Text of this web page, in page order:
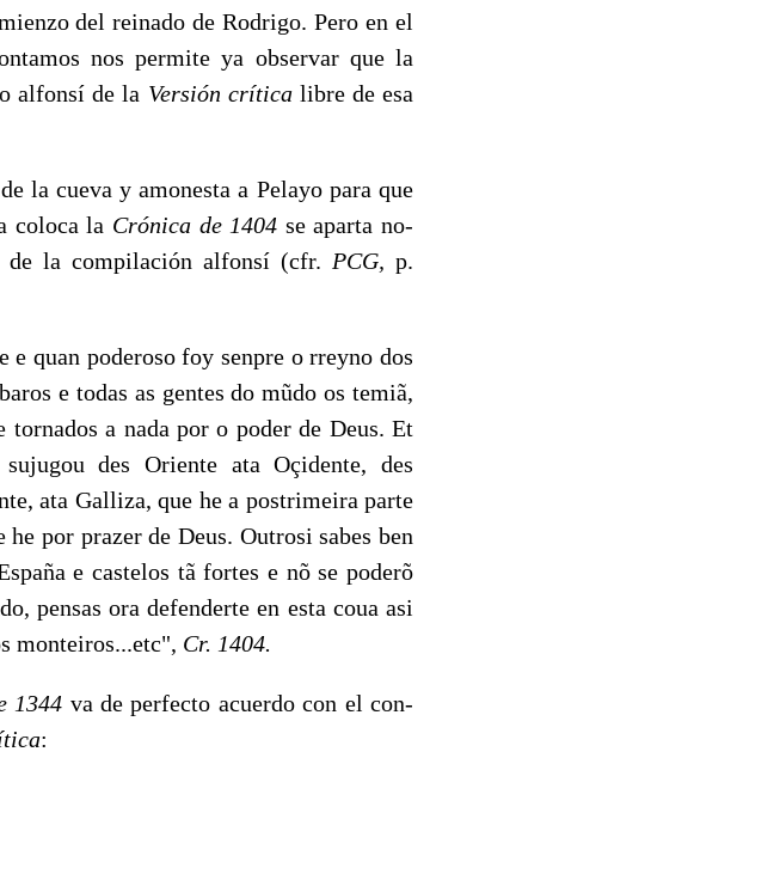
del reinado de Rodrigo. Pero en el
nos permite ya observar que la
alfonsí de la Versión crítica libre de esa
la cueva y amonesta a Pelayo para que
coloca la Crónica de 1404 se aparta no­
de la compilación alfonsí (cfr. PCG, p.
quan poderoso foy senpre o rreyno dos
e todas as gentes do mũdo os temiã,
tornados a nada por o poder de Deus. Et
des Oriente ata Oçidente, des
ata Galliza, que he a postrimeira parte
por prazer de Deus. Outrosi sabes ben
e castelos tã fortes e nõ se poderõ
pensas ora defenderte en esta coua asi
monteiros...etc", Cr. 1404.
1344 va de perfecto acuerdo con el con­
: